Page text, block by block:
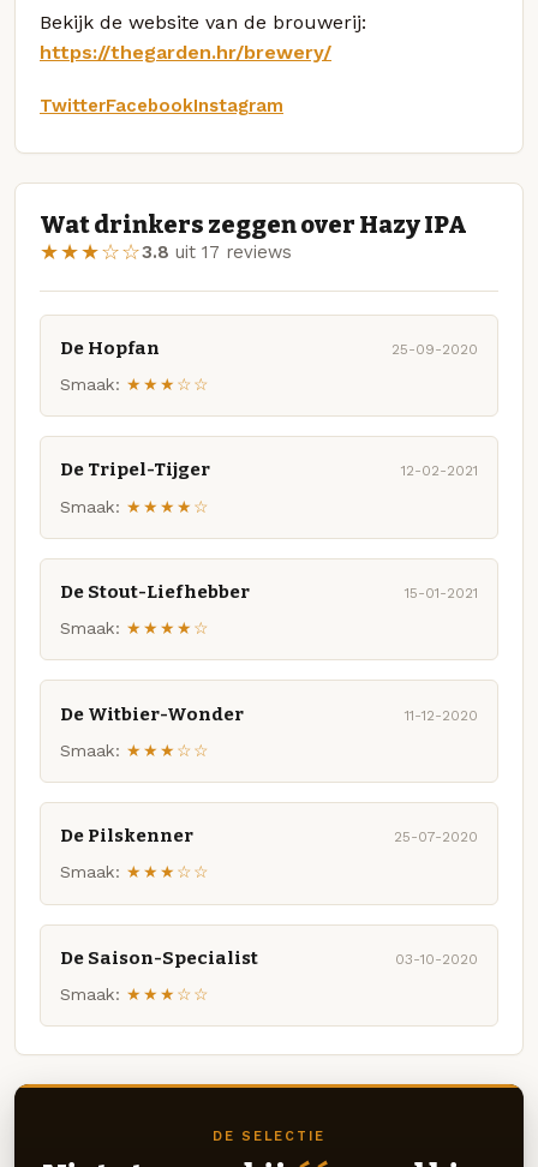
Bekijk de website van de brouwerij:
https://thegarden.hr/brewery/
TwitterFacebookInstagram
Wat drinkers zeggen over Hazy IPA
★★★☆☆3.8 uit 17 reviews
De Hopfan 25-09-2020
Smaak: ★★★☆☆
De Tripel-Tijger 12-02-2021
Smaak: ★★★★☆
De Stout-Liefhebber 15-01-2021
Smaak: ★★★★☆
De Witbier-Wonder 11-12-2020
Smaak: ★★★☆☆
De Pilskenner 25-07-2020
Smaak: ★★★☆☆
De Saison-Specialist 03-10-2020
Smaak: ★★★☆☆
DE SELECTIE